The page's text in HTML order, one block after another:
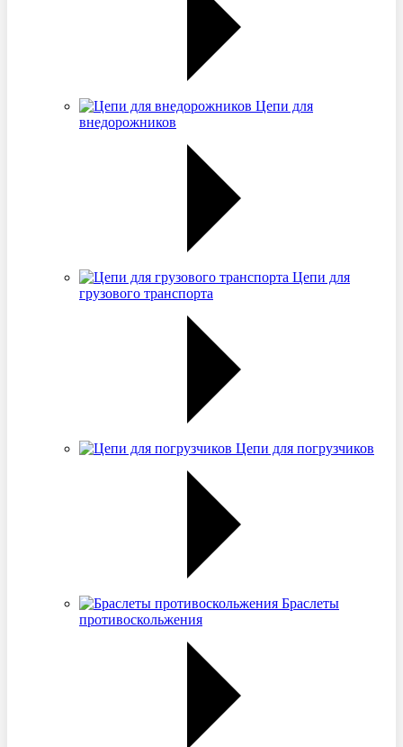
Цепи для
внедорожников
Цепи для
грузового транспорта
Цепи для погрузчиков
Браслеты
противоскольжения